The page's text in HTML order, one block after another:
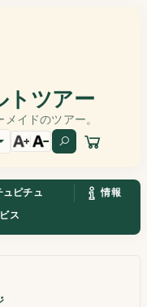
トツアー
イドのツアー。
ュピチュ
情報
ス